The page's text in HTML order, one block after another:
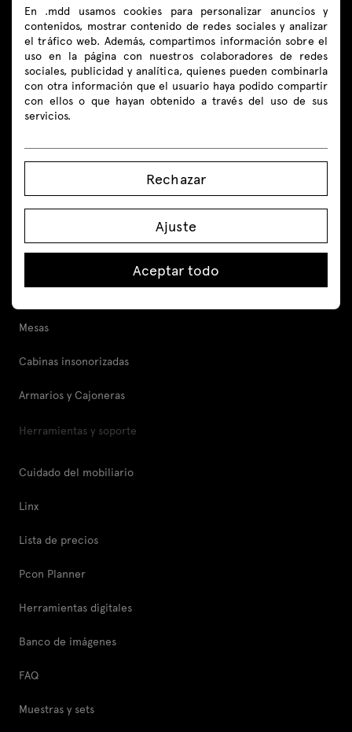
Síguenos
Productos
Todo
Asientos
Mesas
Cabinas insonorizadas
Armarios y Cajoneras
Herramientas y soporte
Cuidado del mobiliario
Linx
Lista de precios
Pcon Planner
Herramientas digitales
Banco de imágenes
FAQ
Muestras y sets
En .mdd usamos cookies para personalizar anuncios y
contenidos, mostrar contenido de redes sociales y analizar
el tráfico web. Además, compartimos información sobre el
uso en la página con nuestros colaboradores de redes
sociales, publicidad y analítica, quienes pueden combinarla
con otra información que el usuario haya podido compartir
con ellos o que hayan obtenido a través del uso de sus
servicios.
Rechazar
Ajuste
Aceptar todo